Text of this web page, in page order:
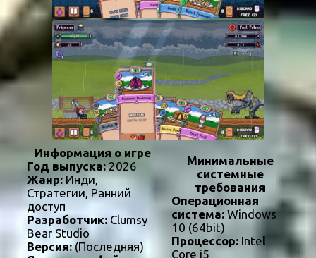
Информация о игре
Год выпуска:2026
Жанр:Инди,
Стратегии, Ранний
доступ
Разработчик: Clumsy
Bear Studio
Версия:(Последняя)
Минимальные
системные
требования
Операционная
система:Windows
10 (64bit)
Процессор:Intel
Core i5